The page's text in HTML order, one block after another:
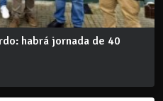
habrá jornada de 40